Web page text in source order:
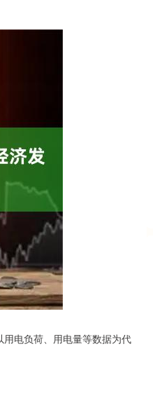
电负荷、用电量等数据为代